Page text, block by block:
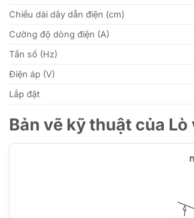
Chiều dài dây dẫn điện (cm)
Cường độ dòng điện (A)
Tần số (Hz)
Điện áp (V)
Lắp đặt
Bản vẽ kỹ thuật của Lò